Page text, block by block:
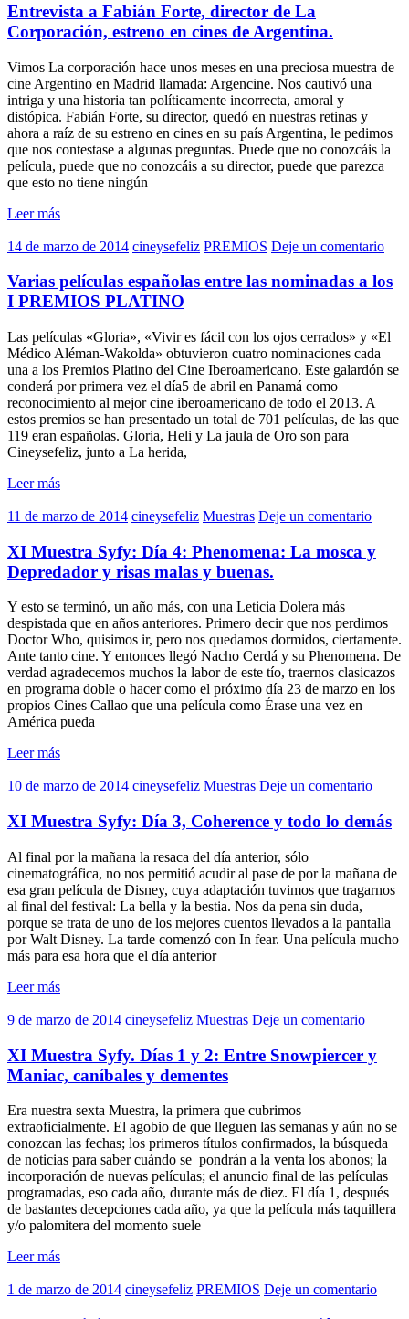
Entrevista a Fabián Forte, director de La
Corporación, estreno en cines de Argentina.
Vimos La corporación hace unos meses en una preciosa muestra de
cine Argentino en Madrid llamada: Argencine. Nos cautivó una
intriga y una historia tan políticamente incorrecta, amoral y
distópica. Fabián Forte, su director, quedó en nuestras retinas y
ahora a raíz de su estreno en cines en su país Argentina, le pedimos
que nos contestase a algunas preguntas. Puede que no conozcáis la
película, puede que no conozcáis a su director, puede que parezca
que esto no tiene ningún
Leer más
14 de marzo de 2014 cineysefeliz PREMIOS Deje un comentario
Varias películas españolas entre las nominadas a los
I PREMIOS PLATINO
Las películas «Gloria», «Vivir es fácil con los ojos cerrados» y «El
Médico Aléman-Wakolda» obtuvieron cuatro nominaciones cada
una a los Premios Platino del Cine Iberoamericano. Este galardón se
conderá por primera vez el día5 de abril en Panamá como
reconocimiento al mejor cine iberoamericano de todo el 2013. A
estos premios se han presentado un total de 701 películas, de las que
119 eran españolas. Gloria, Heli y La jaula de Oro son para
Cineysefeliz, junto a La herida,
Leer más
11 de marzo de 2014 cineysefeliz Muestras Deje un comentario
XI Muestra Syfy: Día 4: Phenomena: La mosca y
Depredador y risas malas y buenas.
Y esto se terminó, un año más, con una Leticia Dolera más
despistada que en años anteriores. Primero decir que nos perdimos
Doctor Who, quisimos ir, pero nos quedamos dormidos, ciertamente.
Ante tanto cine. Y entonces llegó Nacho Cerdá y su Phenomena. De
verdad agradecemos muchos la labor de este tío, traernos clasicazos
en programa doble o hacer como el próximo día 23 de marzo en los
propios Cines Callao que una película como Érase una vez en
América pueda
Leer más
10 de marzo de 2014 cineysefeliz Muestras Deje un comentario
XI Muestra Syfy: Día 3, Coherence y todo lo demás
Al final por la mañana la resaca del día anterior, sólo
cinematográfica, no nos permitió acudir al pase de por la mañana de
esa gran película de Disney, cuya adaptación tuvimos que tragarnos
al final del festival: La bella y la bestia. Nos da pena sin duda,
porque se trata de uno de los mejores cuentos llevados a la pantalla
por Walt Disney. La tarde comenzó con In fear. Una película mucho
más para esa hora que el día anterior
Leer más
9 de marzo de 2014 cineysefeliz Muestras Deje un comentario
XI Muestra Syfy. Días 1 y 2: Entre Snowpiercer y
Maniac, caníbales y dementes
Era nuestra sexta Muestra, la primera que cubrimos
extraoficialmente. El agobio de que lleguen las semanas y aún no se
conozcan las fechas; los primeros títulos confirmados, la búsqueda
de noticias para saber cuándo se pondrán a la venta los abonos; la
incorporación de nuevas películas; el anuncio final de las películas
programadas, eso cada año, durante más de diez. El día 1, después
de bastantes decepciones cada año, ya que la película más taquillera
y/o palomitera del momento suele
Leer más
1 de marzo de 2014 cineysefeliz PREMIOS Deje un comentario